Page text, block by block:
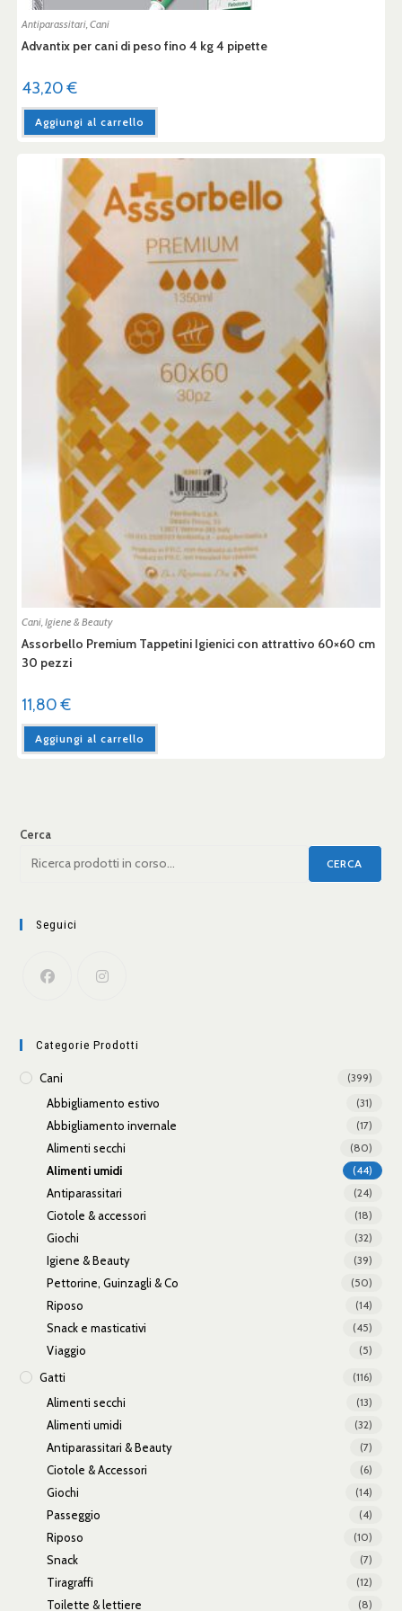
Antiparassitari,Cani
Advantix per cani di peso fino 4 kg 4 pipette
43,20€
Aggiungi al carrello
Cani,Igiene & Beauty
Assorbello Premium Tappetini Igienici con attrattivo 60×60 cm
30 pezzi
11,80€
Aggiungi al carrello
Cerca
CERCA
Seguici
Categorie Prodotti
Cani (399)
Abbigliamento estivo (31)
Abbigliamento invernale (17)
Alimenti secchi (80)
Alimenti umidi (44)
Antiparassitari (24)
Ciotole & accessori (18)
Giochi (32)
Igiene & Beauty (39)
Pettorine, Guinzagli & Co (50)
Riposo (14)
Snack e masticativi (45)
Viaggio (5)
Gatti (116)
Alimenti secchi (13)
Alimenti umidi (32)
Antiparassitari & Beauty (7)
Ciotole & Accessori (6)
Giochi (14)
Passeggio (4)
Riposo (10)
Snack (7)
Tiragraffi (12)
Toilette & lettiere (8)